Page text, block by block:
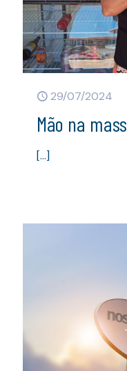
29/07/2024
Mão na
[…]